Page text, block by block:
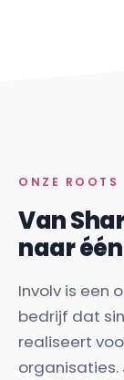
ONZE ROOTS
Van
naar
Involv is een
bedrijf dat
realiseert
organisaties.